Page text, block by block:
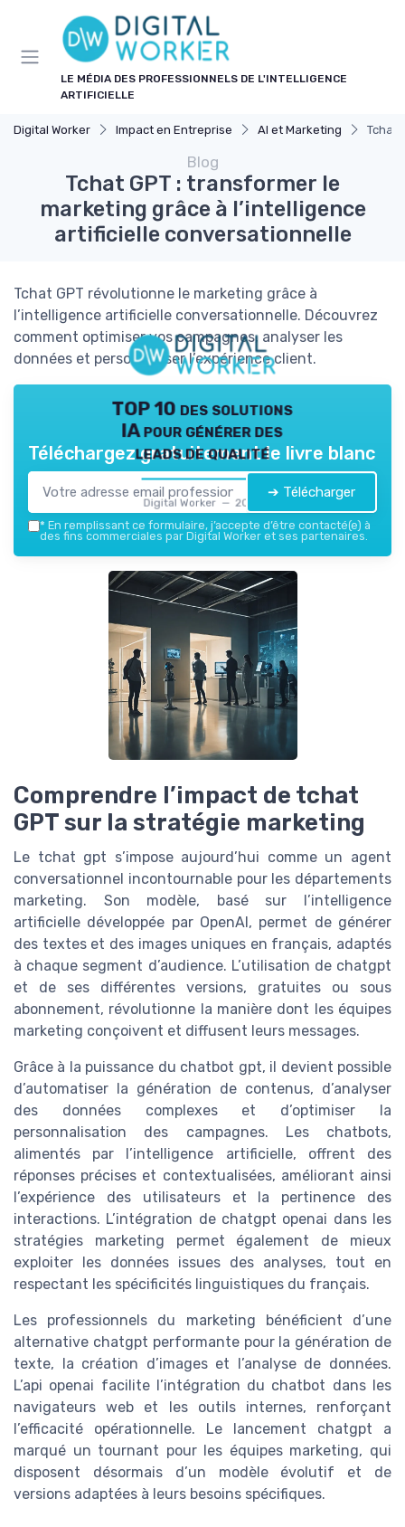
LE MÉDIA DES PROFESSIONNELS DE L'INTELLIGENCE
ARTIFICIELLE
Digital Worker Impact en Entreprise AI et Marketing Tchat
Blog
Tchat GPT : transformer le
marketing grâce à l’intelligence
artificielle conversationnelle
Tchat GPT révolutionne le marketing grâce à
l’intelligence artificielle conversationnelle. Découvrez
comment optimiser vos campagnes, analyser les
données et personnaliser l’expérience client.
TOP 10 des solutions
IA pour générer des
leads de qualité
Digital Worker — 2026
Téléchargez gratuitement le livre blanc
➔ Télécharger
* En remplissant ce formulaire, j’accepte d’être contacté(e) à
des fins commerciales par Digital Worker et ses partenaires.
Comprendre l’impact de tchat
GPT sur la stratégie marketing
Le tchat gpt s’impose aujourd’hui comme un agent
conversationnel incontournable pour les départements
marketing. Son modèle, basé sur l’intelligence
artificielle développée par OpenAI, permet de générer
des textes et des images uniques en français, adaptés
à chaque segment d’audience. L’utilisation de chatgpt
et de ses différentes versions, gratuites ou sous
abonnement, révolutionne la manière dont les équipes
marketing conçoivent et diffusent leurs messages.
Grâce à la puissance du chatbot gpt, il devient possible
d’automatiser la génération de contenus, d’analyser
des données complexes et d’optimiser la
personnalisation des campagnes. Les chatbots,
alimentés par l’intelligence artificielle, offrent des
réponses précises et contextualisées, améliorant ainsi
l’expérience des utilisateurs et la pertinence des
interactions. L’intégration de chatgpt openai dans les
stratégies marketing permet également de mieux
exploiter les données issues des analyses, tout en
respectant les spécificités linguistiques du français.
Les professionnels du marketing bénéficient d’une
alternative chatgpt performante pour la génération de
texte, la création d’images et l’analyse de données.
L’api openai facilite l’intégration du chatbot dans les
navigateurs web et les outils internes, renforçant
l’efficacité opérationnelle. Le lancement chatgpt a
marqué un tournant pour les équipes marketing, qui
disposent désormais d’un modèle évolutif et de
versions adaptées à leurs besoins spécifiques.